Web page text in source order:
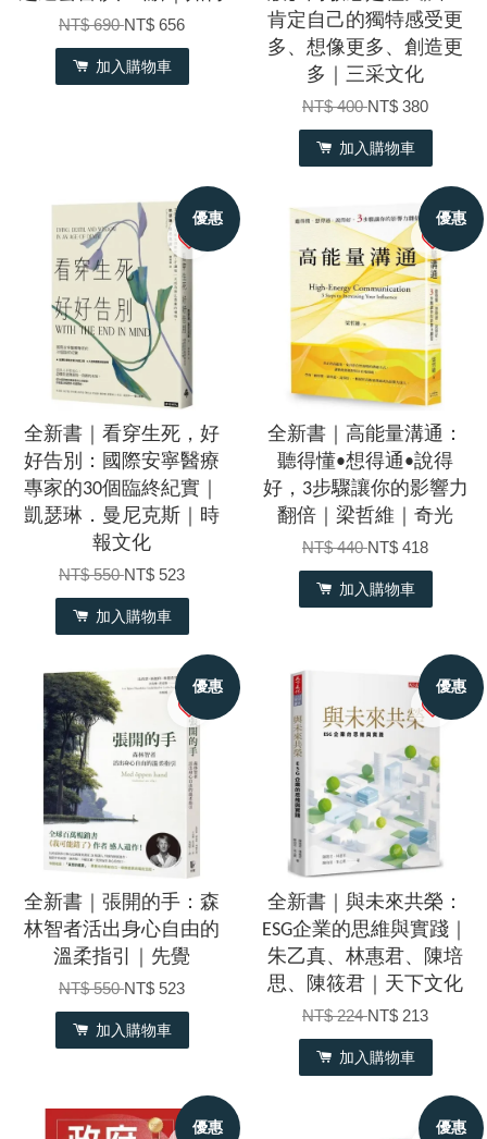
NT$ 690NT$ 656
加入購物車
肯定自己的獨特感受更
多、想像更多、創造更
多｜三采文化
NT$ 400NT$ 380
加入購物車
優惠
全新書｜看穿生死，好
好告別：國際安寧醫療
專家的30個臨終紀實｜
凱瑟琳．曼尼克斯｜時
報文化
NT$ 550NT$ 523
加入購物車
優惠
全新書｜高能量溝通：
聽得懂•想得通•說得
好，3步驟讓你的影響力
翻倍｜梁哲維｜奇光
NT$ 440NT$ 418
加入購物車
優惠
全新書｜張開的手：森
林智者活出身心自由的
溫柔指引｜先覺
NT$ 550NT$ 523
加入購物車
優惠
全新書｜與未來共榮：
ESG企業的思維與實踐｜
朱乙真、林惠君、陳培
思、陳筱君｜天下文化
NT$ 224NT$ 213
加入購物車
優惠 優惠